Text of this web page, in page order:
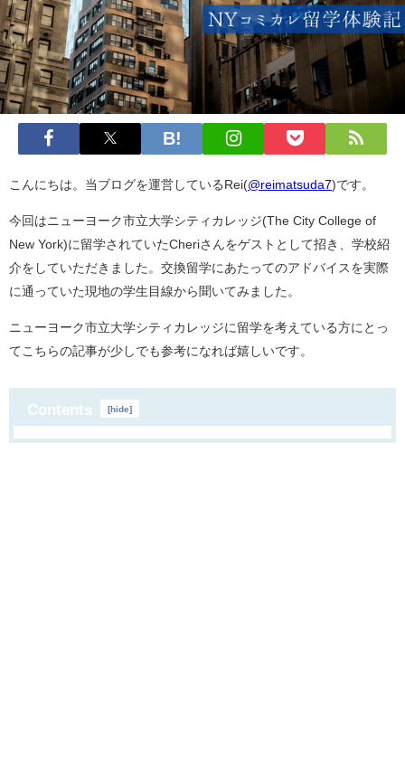
こんにちは。当ブログを運営しているRei(@reimatsuda7)です。
今回はニューヨーク市立大学シティカレッジ(The City College of
New York)に留学されていたCheriさんをゲストとして招き、学校紹
介をしていただきました。交換留学にあたってのアドバイスを実際
に通っていた現地の学生目線から聞いてみました。
ニューヨーク市立大学シティカレッジに留学を考えている方にとっ
てこちらの記事が少しでも参考になれば嬉しいです。
Contents [hide]